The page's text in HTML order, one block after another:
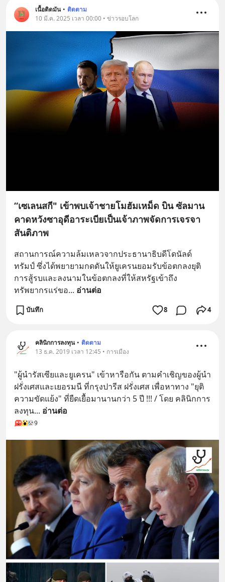
เนื้อติดมัน • ติดตาม
10 มี.ค. 2025 เวลา 00:00 • ข่าวรอบโลก
“เซเลนสกี" เข้าพบเจ้าชายโมฮัมเหม็ด บิน ซัลมาน
คาดหวังซาอุดีอาระเบียเป็นเจ้าภาพจัดการเจรจา
สันติภาพ
สถานการณ์ความล้มเหลวจากประธานาธิบดีโดนัลด์
ทรัมป์ ซึ่งได้พยายามกดดันให้ยูเครนยอมรับข้อตกลงยุติ
การสู้รบและลงนามในข้อตกลงที่ให้สหรัฐเข้าถึง
ทรัพยากรแร่ขอ... อ่านต่อ
บันทึก 8 4
คลินิกการลงทุน • ติดตาม
13 ธ.ค. 2019 เวลา 12:45 • การเมือง
"ผู้นำรัสเซียและยูเครน" เข้าหารือกัน ตามคำเชิญของผู้นำ
ฝรั่งเศสและเยอรมนี ที่กรุงปารีส ฝรั่งเศส เพื่อหาทาง "ยุติ
ความขัดแย้ง" ที่ยืดเยื้อมานานกว่า 5 ปี !!! / โดย คลินิกการ
ลงทุน... อ่านต่อ
9